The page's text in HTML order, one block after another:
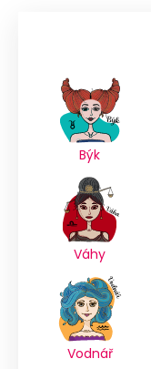
Býk
Váhy
Vodnář